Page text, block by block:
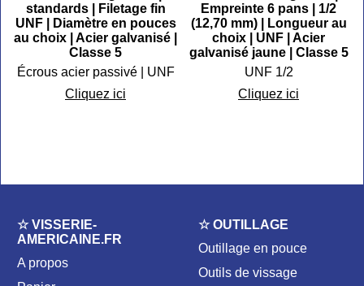
standards | Filetage fin
UNF | Diamètre en pouces
au choix | Acier galvanisé |
Classe 5
Écrous acier passivé | UNF
Cliquez ici
Empreinte 6 pans | 1/2
(12,70 mm) | Longueur au
choix | UNF | Acier
galvanisé jaune | Classe 5
UNF 1/2
Cliquez ici
☆ VISSERIE-
AMERICAINE.FR
A propos
☆ OUTILLAGE
Outillage en pouce
Outils de vissage